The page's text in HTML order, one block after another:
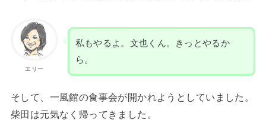
エリー
私もやるよ。文也くん。きっとやるか
ら。
そして、一風館の食事会が開かれようとしていました。
柴田は元気なく帰ってきました。